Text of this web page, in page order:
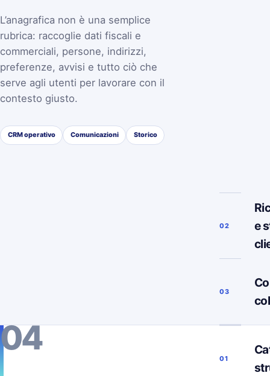
L’anagrafica non è una semplice
rubrica: raccoglie dati fiscali e
commerciali, persone, indirizzi,
preferenze, avvisi e tutto ciò che
serve agli utenti per lavorare con il
contesto giusto.
CRM operativo Comunicazioni Storico
02
e
03
04
01